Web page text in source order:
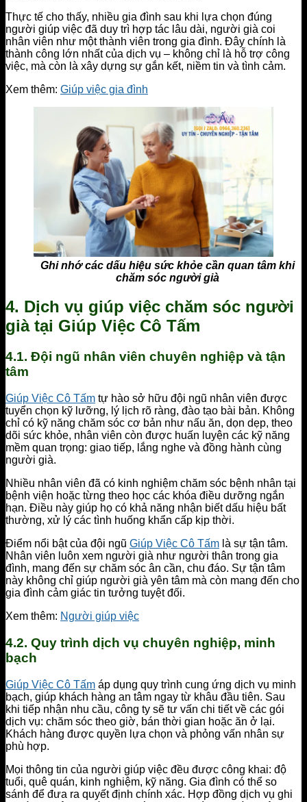
Thực tế cho thấy, nhiều gia đình sau khi lựa chọn đúng
người giúp việc đã duy trì hợp tác lâu dài, người già coi
nhân viên như một thành viên trong gia đình. Đây chính là
thành công lớn nhất của dịch vụ – không chỉ là hỗ trợ công
việc, mà còn là xây dựng sự gắn kết, niềm tin và tình cảm.
Xem thêm: Giúp việc gia đình
Ghi nhớ các dấu hiệu sức khỏe cần quan tâm khi
chăm sóc người già
4. Dịch vụ giúp việc chăm sóc người
già tại Giúp Việc Cô Tấm
4.1. Đội ngũ nhân viên chuyên nghiệp và tận
tâm
Giúp Việc Cô Tấm tự hào sở hữu đội ngũ nhân viên được
tuyển chọn kỹ lưỡng, lý lịch rõ ràng, đào tạo bài bản. Không
chỉ có kỹ năng chăm sóc cơ bản như nấu ăn, dọn dẹp, theo
dõi sức khỏe, nhân viên còn được huấn luyện các kỹ năng
mềm quan trọng: giao tiếp, lắng nghe và đồng hành cùng
người già.
Nhiều nhân viên đã có kinh nghiệm chăm sóc bệnh nhân tại
bệnh viện hoặc từng theo học các khóa điều dưỡng ngắn
hạn. Điều này giúp họ có khả năng nhận biết dấu hiệu bất
thường, xử lý các tình huống khẩn cấp kịp thời.
Điểm nổi bật của đội ngũ Giúp Việc Cô Tấm là sự tận tâm.
Nhân viên luôn xem người già như người thân trong gia
đình, mang đến sự chăm sóc ân cần, chu đáo. Sự tận tâm
này không chỉ giúp người già yên tâm mà còn mang đến cho
gia đình cảm giác tin tưởng tuyệt đối.
Xem thêm: Người giúp việc
4.2. Quy trình dịch vụ chuyên nghiệp, minh
bạch
Giúp Việc Cô Tấm áp dụng quy trình cung ứng dịch vụ minh
bạch, giúp khách hàng an tâm ngay từ khâu đầu tiên. Sau
khi tiếp nhận nhu cầu, công ty sẽ tư vấn chi tiết về các gói
dịch vụ: chăm sóc theo giờ, bán thời gian hoặc ăn ở lại.
Khách hàng được quyền lựa chọn và phỏng vấn nhân sự
phù hợp.
Mọi thông tin của người giúp việc đều được công khai: độ
tuổi, quê quán, kinh nghiệm, kỹ năng. Gia đình có thể so
sánh để đưa ra quyết định chính xác. Hợp đồng dịch vụ ghi